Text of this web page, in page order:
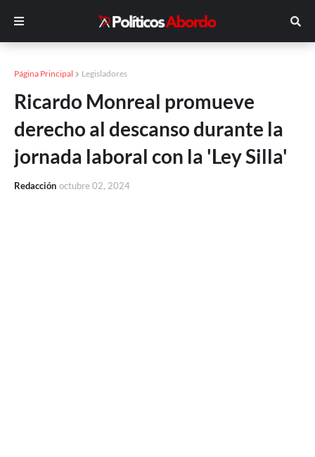
Página Principal Legisladores
Ricardo Monreal promueve
derecho al descanso durante la
jornada laboral con la 'Ley Silla'
Redacción octubre 02, 2024